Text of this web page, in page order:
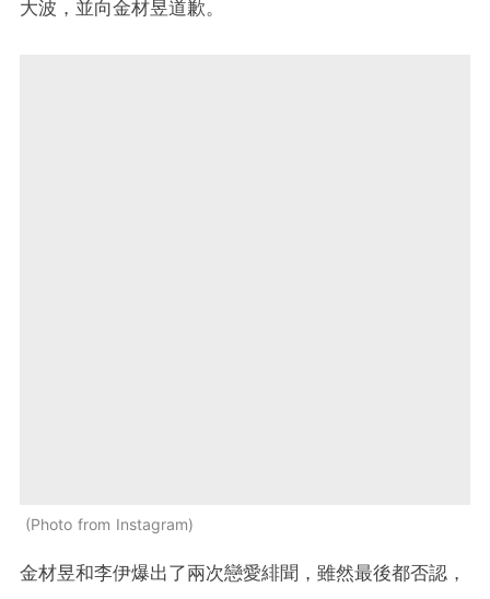
大波，並向金材昱道歉。
Photo from Instagram
金材昱和李伊爆出了兩次戀愛緋聞，雖然最後都否認，